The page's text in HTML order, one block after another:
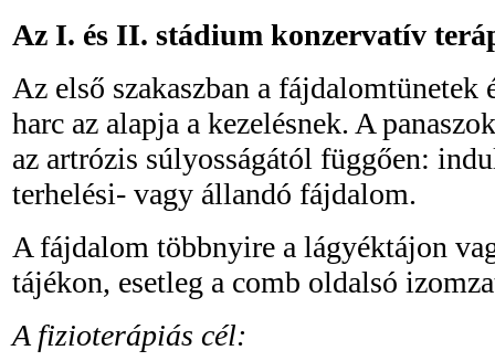
Az I. és II. stádium konzervatív
Az első szakaszban a
harc az alapja a kezelésnek. A
az artrózis súlyosságától függően:
terhelési- vagy állandó fájdalom.
A fájdalom többnyire a lágyéktájon
tájékon, esetleg a comb oldalsó
A fizioterápiás cél: